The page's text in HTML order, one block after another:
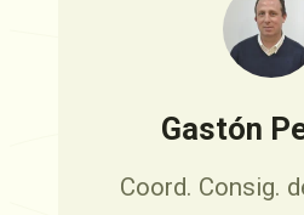
Gastón
Coord. Consig.